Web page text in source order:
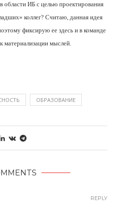
области ИБ с целью проектирования
коллег? Считаю, данная идея
фиксирую ее здесь и в команде
материализации мыслей.
ОБРАЗОВАНИЕ
REPLY